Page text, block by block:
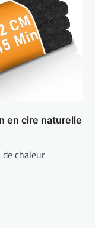
en cire naturelle
de chaleur